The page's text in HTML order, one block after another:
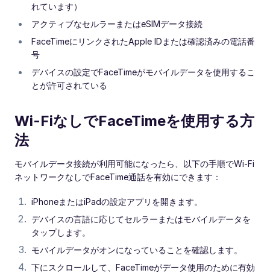
れています）
アクティブなセルラーまたはeSIMデータ接続
FaceTimeにリンクされたApple IDまたは確認済みの電話番
号
デバイスの設定でFaceTimeがモバイルデータを使用するこ
とが許可されている
Wi-FiなしでFaceTimeを使用する方
法
モバイルデータ接続が利用可能になったら、以下の手順でWi-Fi
ネットワークなしでFaceTime通話を有効にできます：
iPhoneまたはiPadの設定アプリを開きます。
デバイスの言語に応じてセルラーまたはモバイルデータを
タップします。
モバイルデータがオンになっていることを確認します。
下にスクロールして、FaceTimeがデータ使用のために有効